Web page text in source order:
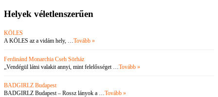
Helyek véletlenszerűen
KÖLES
A KÖLES az a vidám hely, …Tovább »
Ferdinánd Monarchia Cseh Sörház
„Vendégül látni valakit annyi, mint felelősséget …Tovább »
BADGIRLZ Budapest
BADGIRLZ Budapest – Rossz lányok a …Tovább »